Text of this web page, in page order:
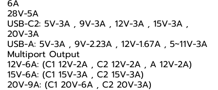
6A
28V-5A
USB-C2: 5V-3A , 9V-3A , 12V-3A , 15V-3A ,
20V-3A
USB-A: 5V-3A , 9V-2.23A , 12V-1.67A , 5~11V-3A
Multiport Output
12V-6A: (C1 12V-2A , C2 12V-2A , A 12V-2A)
15V-6A: (C1 15V-3A , C2 15V-3A)
20V-9A: (C1 20V-6A , C2 20V-3A)